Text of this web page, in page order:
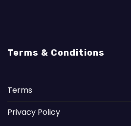
Terms & Conditions
Terms
Privacy Policy